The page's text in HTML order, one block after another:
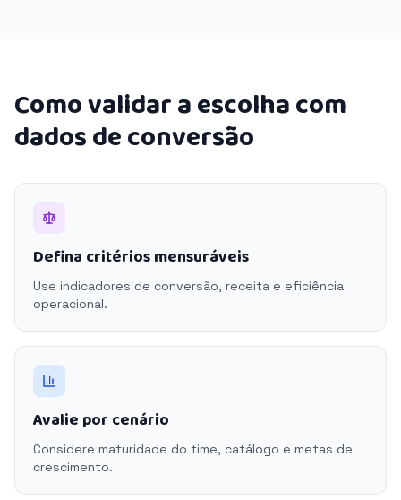
Como validar a escolha com
dados de conversão
Defina critérios mensuráveis
Use indicadores de conversão, receita e eficiência
operacional.
Avalie por cenário
Considere maturidade do time, catálogo e metas de
crescimento.